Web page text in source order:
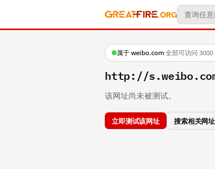
属于 weibo.com·全部可访问·3000
http://
该网址尚未被测试。
立即测试该网址 搜索相关网址